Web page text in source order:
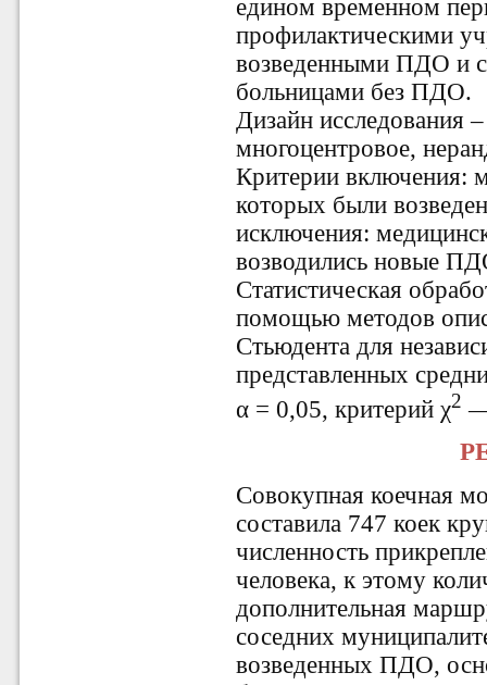
едином временном
профилактическими
возведенными ПДО и
больницами без ПДО.
Дизайн исследования
многоцентровое,
Критерии включения:
которых были
исключения:
возводились новые
Статистическая
помощью методов
Стьюдента для
представленных
α = 0,05, критерий χ2 —
Совокупная коечная
составила 747 коек
численность
человека, к этому
дополнительная
соседних
возведенных ПДО,